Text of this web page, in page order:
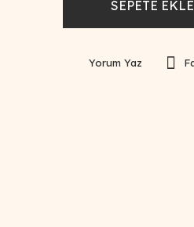
SEPETE EKLE
Yorum Yaz